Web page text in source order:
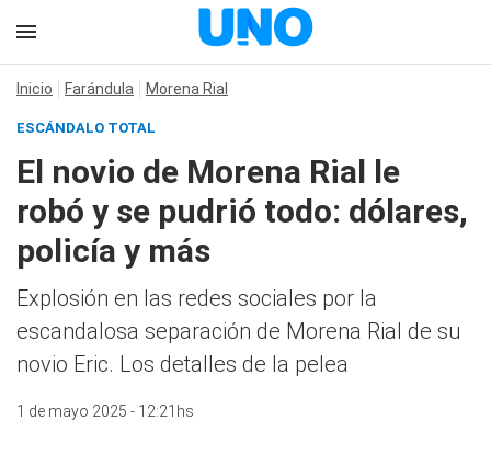
Inicio Farándula Morena Rial
ESCÁNDALO TOTAL
El novio de Morena Rial le
robó y se pudrió todo: dólares,
policía y más
Explosión en las redes sociales por la
escandalosa separación de Morena Rial de su
novio Eric. Los detalles de la pelea
1 de mayo 2025 - 12:21hs